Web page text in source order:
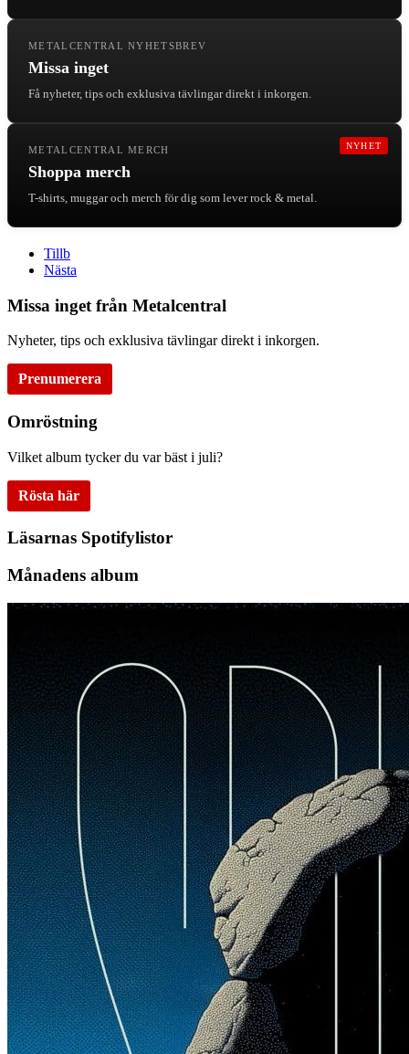
METALCENTRAL NYHETSBREV
Missa inget
Få nyheter, tips och exklusiva tävlingar direkt i inkorgen.
NYHET
METALCENTRAL MERCH
Shoppa merch
T-shirts, muggar och merch för dig som lever rock & metal.
Tillb
Nästa
Missa inget från Metalcentral
Nyheter, tips och exklusiva tävlingar direkt i inkorgen.
Prenumerera
Omröstning
Vilket album tycker du var bäst i juli?
Rösta här
Läsarnas Spotifylistor
Månadens album